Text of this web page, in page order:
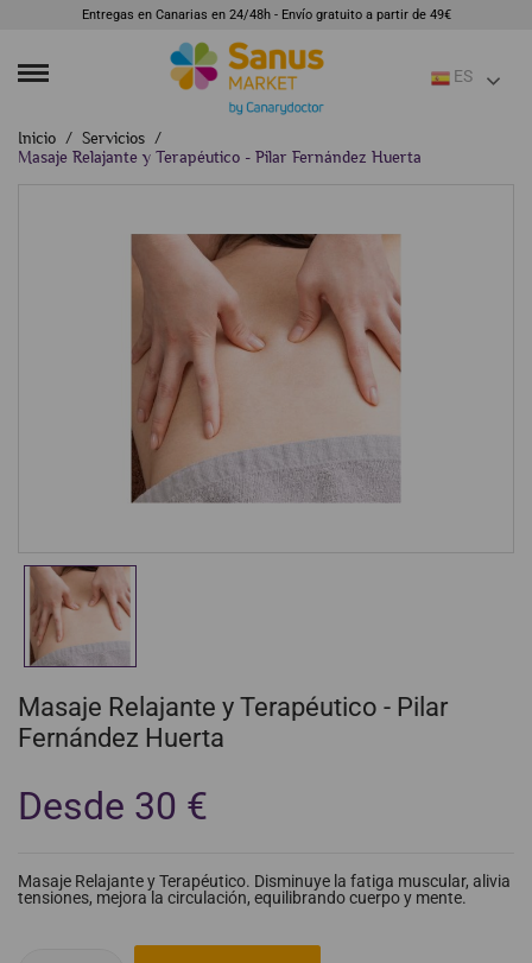
Entregas en Canarias en 24/48h - Envío gratuito a partir de 49€
ES
Inicio
Servicios
Masaje Relajante y Terapéutico - Pilar Fernández Huerta
Masaje Relajante y Terapéutico - Pilar
Fernández Huerta
Desde 30 €
Masaje Relajante y Terapéutico. Disminuye la fatiga muscular, alivia
tensiones, mejora la circulación, equilibrando cuerpo y mente.